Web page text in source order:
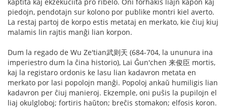
piedojn, pendotajn sur kolono por publike montri kiel averto.
La restaj partoj de korpo estis metataj en merkato, kie ĉiuj kiuj
malamis lin rajtis manĝi lian korpon.
Dum la regado de Wu Ze'tian武则天 (684-704, la ununura ina
imperiestro dum la ĉina historio), Lai Ĝun'chen 来俊臣 mortis,
kaj la registaro ordonis ke lasu lian kadavron metata en
merkato por lasi popolojn manĝi. Popoloj ankaŭ humiligis lian
kadavron per ĉiuj manieroj. Ekzemple, oni puŝis la pupilojn el
liaj okulgloboj; fortiris haŭton; breĉis stomakon; elfosis koron.